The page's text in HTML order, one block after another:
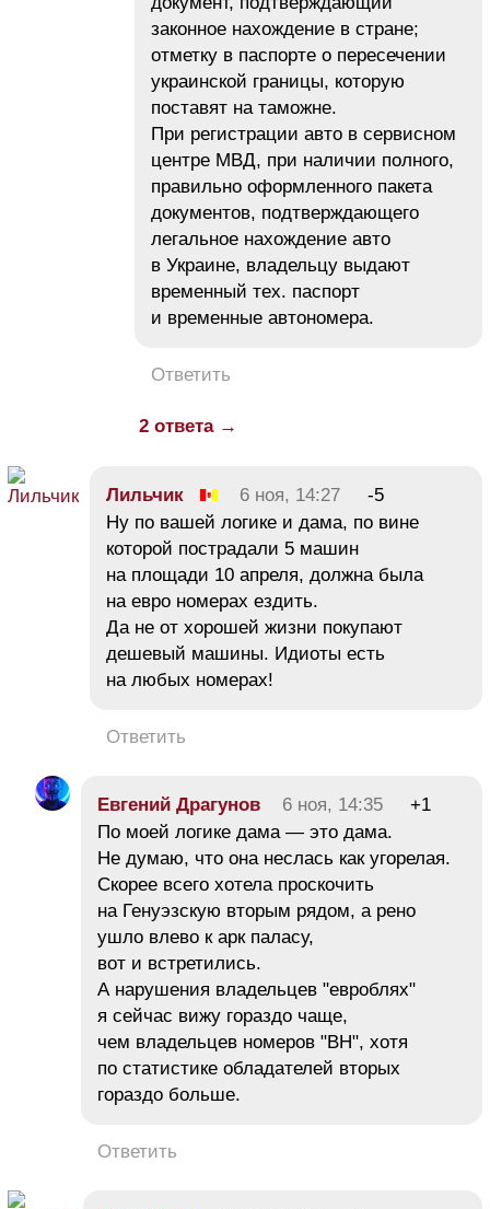
законное нахождение в стране;
отметку в паспорте о пересечении
украинской границы, которую
поставят на таможне.
При регистрации авто в сервисном
центре МВД, при наличии полного,
правильно оформленного пакета
документов, подтверждающего
легальное нахождение авто
в Украине, владельцу выдают
временный тех. паспорт
и временные автономера.
Ответить
2 ответа →
Лильчик 6 ноя, 14:27
-5
Ну по вашей логике и дама, по вине
которой пострадали 5 машин
на площади 10 апреля, должна была
на евро номерах ездить.
Да не от хорошей жизни покупают
дешевый машины. Идиоты есть
на любых номерах!
Ответить
Евгений Драгунов 6 ноя, 14:35
+1
По моей логике дама — это дама.
Не думаю, что она неслась как угорелая.
Скорее всего хотела проскочить
на Генуэзскую вторым рядом, а рено
ушло влево к арк паласу,
вот и встретились.
А нарушения владельцев "евроблях"
я сейчас вижу гораздо чаще,
чем владельцев номеров "ВН", хотя
по статистике обладателей вторых
гораздо больше.
Ответить